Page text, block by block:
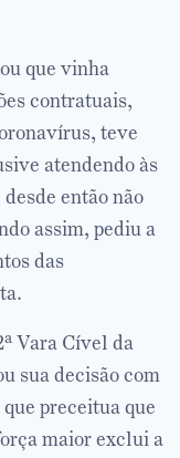
que vinha
contratuais,
teve
atendendo às
então não
assim, pediu a
das
Vara Cível da
sua decisão com
preceitua que
maior exclui a